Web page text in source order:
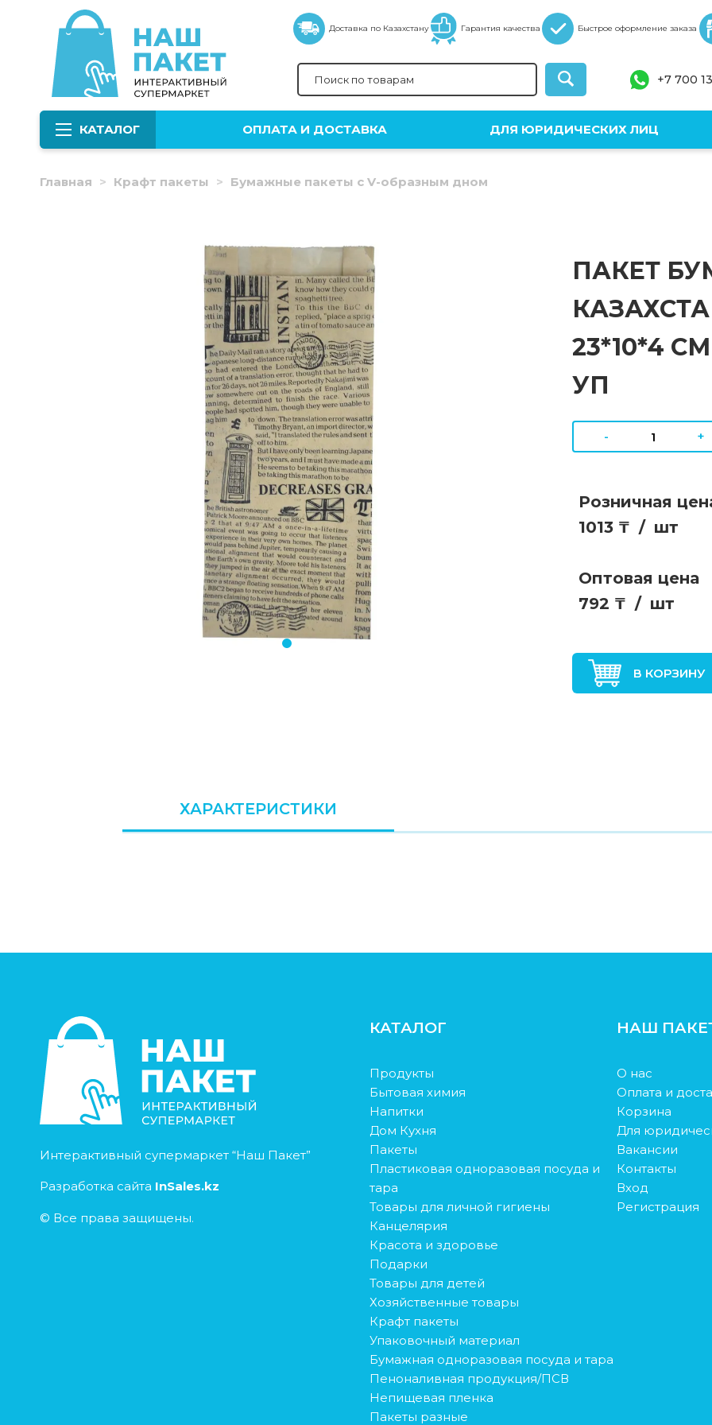
Доставка по Казахстану Гарантия качества Быстрое оформление заказа
+7 700
КАТАЛОГ ОПЛАТА И ДОСТАВКА ДЛЯ ЮРИДИЧЕСКИХ ЛИЦ
Главная Крафт пакеты Бумажные пакеты с V-образным дном
ПАКЕТ
23*10*4
УП
- +
Розничная
1013 ₸ / шт
Оптовая цена
792 ₸ / шт
В КОРЗИНУ
ХАРАКТЕРИСТИКИ
Интерактивный супермаркет “Наш Пакет”
Разработка сайта InSales.kz
© Все права защищены.
КАТАЛОГ
Продукты
Бытовая химия
Напитки
Дом Кухня
Пакеты
Пластиковая одноразовая посуда и
тара
Товары для личной гигиены
Канцелярия
Красота и здоровье
Подарки
Товары для детей
Хозяйственные товары
Крафт пакеты
Упаковочный материал
Бумажная одноразовая посуда и тара
Пеноналивная продукция/ПСВ
Непищевая пленка
Пакеты разные
НАШ
О нас
Оплата и
Корзина
Для
Вакансии
Контакты
Вход
Регистрация